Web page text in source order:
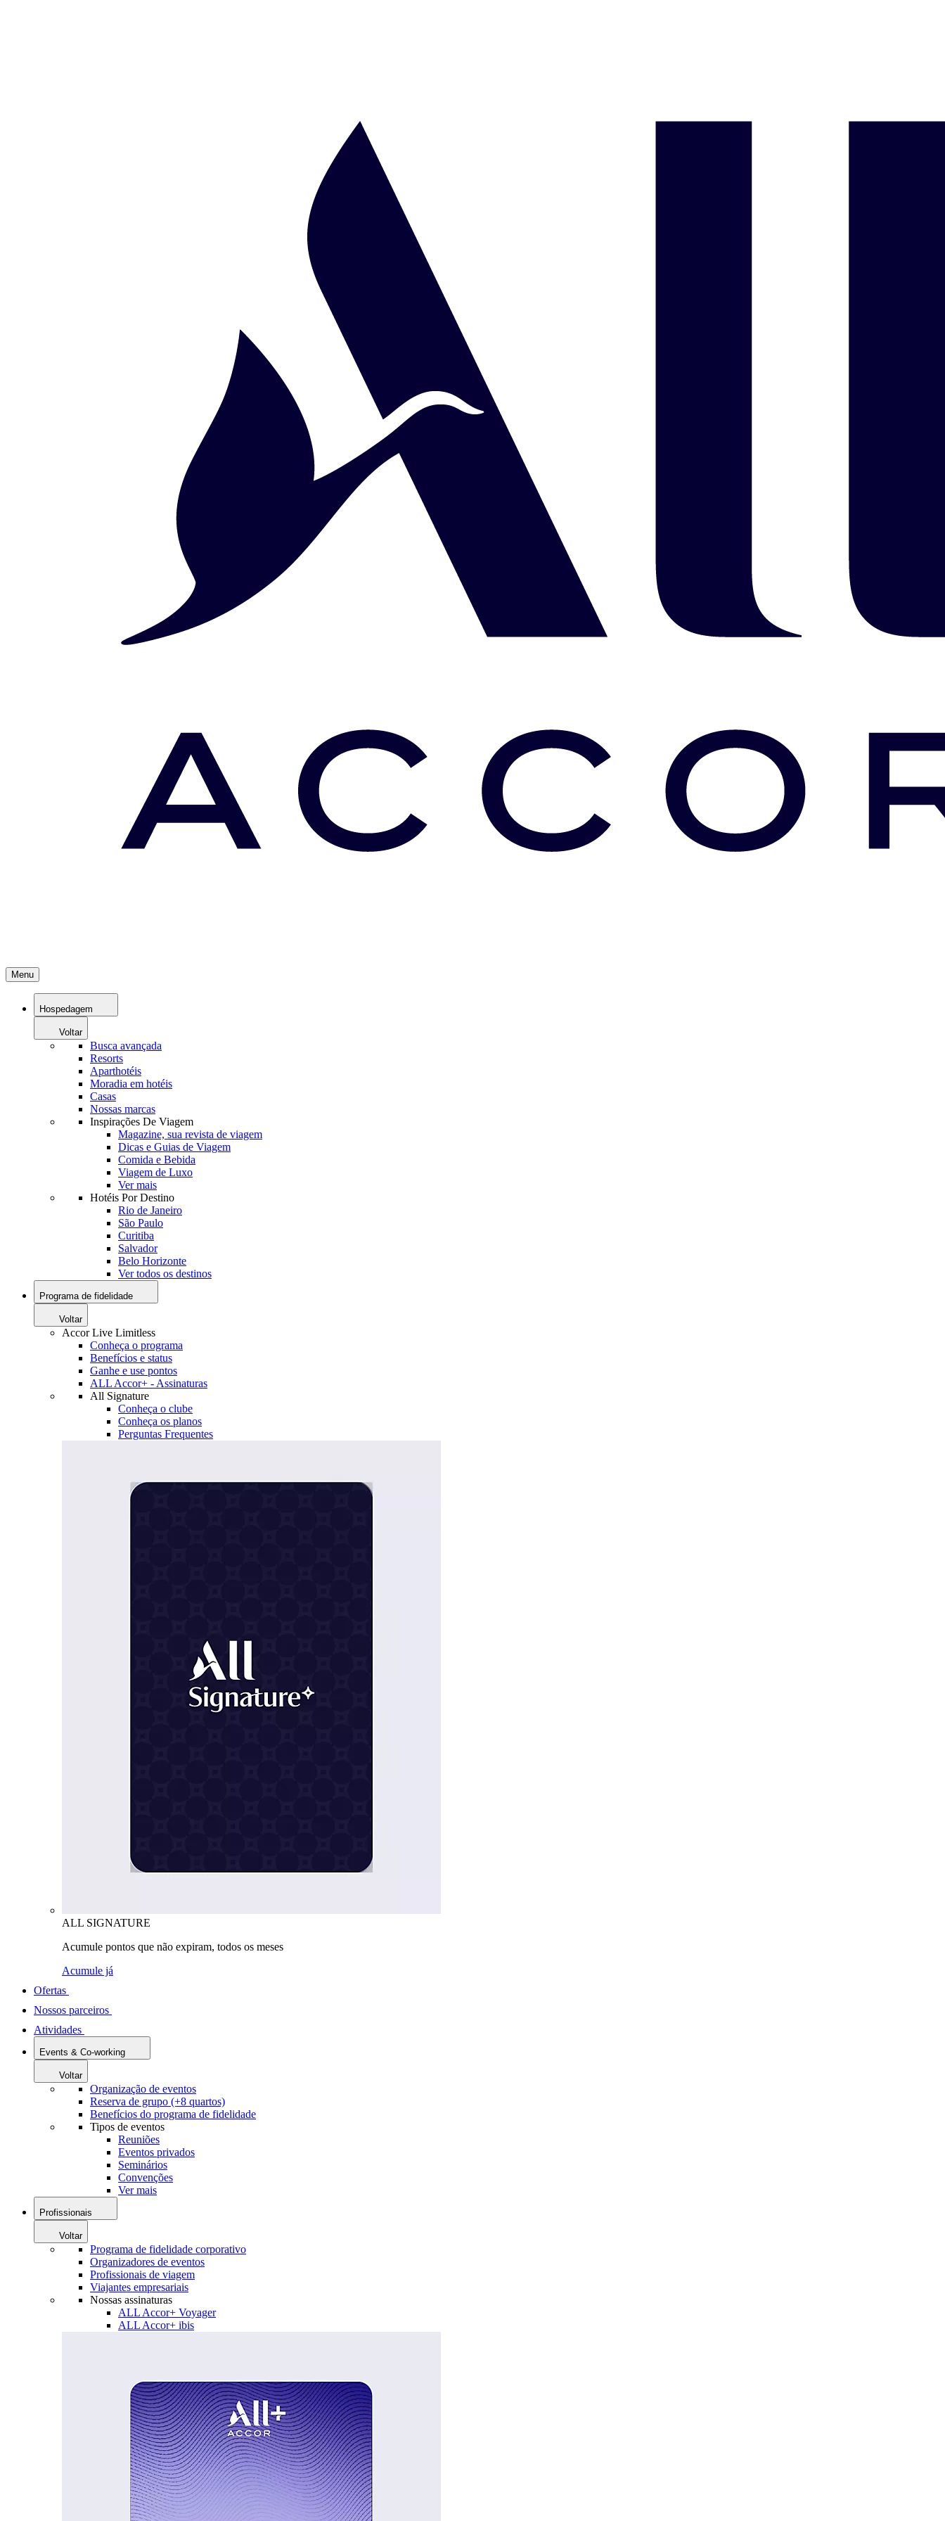
Menu
Hospedagem
Voltar
Busca avançada
Resorts
Aparthotéis
Moradia em hotéis
Casas
Nossas marcas
Inspirações De Viagem
Magazine, sua revista de viagem
Dicas e Guias de Viagem
Comida e Bebida
Viagem de Luxo
Ver mais
Hotéis Por Destino
Rio de Janeiro
São Paulo
Curitiba
Salvador
Belo Horizonte
Ver todos os destinos
Programa de fidelidade
Voltar
Accor Live Limitless
Conheça o programa
Benefícios e status
Ganhe e use pontos
ALL Accor+ - Assinaturas
All Signature
Conheça o clube
Conheça os planos
Perguntas Frequentes
ALL SIGNATURE
Acumule pontos que não expiram, todos os meses
Acumule já
Ofertas
Nossos parceiros
Atividades
Events & Co-working
Voltar
Organização de eventos
Reserva de grupo (+8 quartos)
Benefícios do programa de fidelidade
Tipos de eventos
Reuniões
Eventos privados
Seminários
Convenções
Ver mais
Profissionais
Voltar
Programa de fidelidade corporativo
Organizadores de eventos
Profissionais de viagem
Viajantes empresariais
Nossas assinaturas
ALL Accor+ Voyager
ALL Accor+ ibis